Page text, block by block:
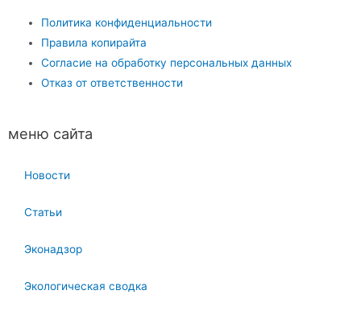
Политика конфиденциальности
Правила копирайта
Согласие на обработку персональных данных
Отказ от ответственности
меню сайта
Новости
Статьи
Эконадзор
Экологическая сводка